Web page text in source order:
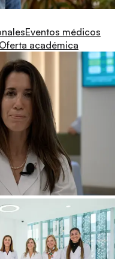
Eventos médicos
Oferta académica